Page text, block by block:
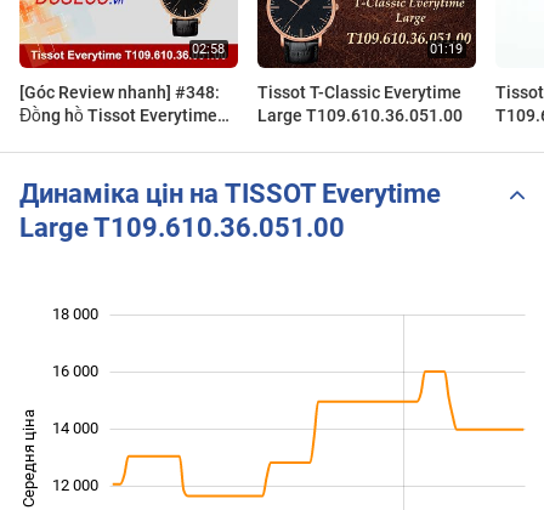
[Góc Review nhanh] #348:
Đồng hồ Tissot Everytime
Tissot T-Classic Everytime
Large T109.610.36.051.00
Динаміка цін на TISSOT Everytime
Large T109.610.36.051.00
Середня ціна 12 000
14 000
18 000
16 000